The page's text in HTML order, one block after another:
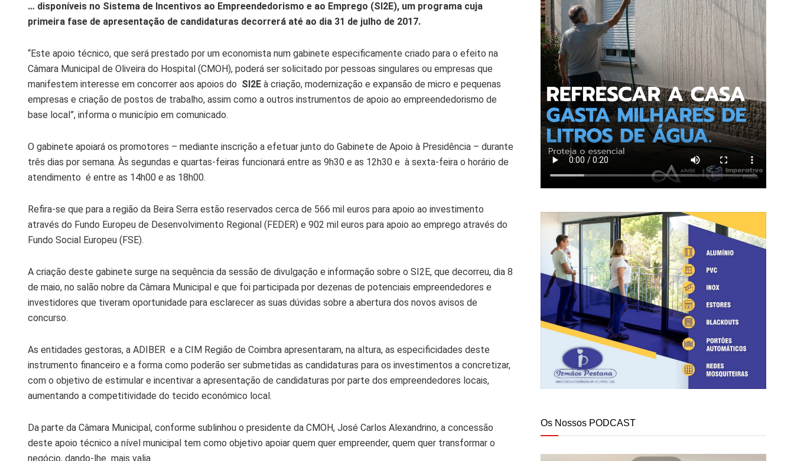
… disponíveis no Sistema de Incentivos ao Empreendedorismo e ao Emprego (SI2E), um programa cuja
primeira fase de apresentação de candidaturas decorrerá até ao dia 31 de julho de 2017.
“Este apoio técnico, que será prestado por um economista num gabinete especificamente criado para o efeito na
Câmara Municipal de Oliveira do Hospital (CMOH), poderá ser solicitado por pessoas singulares ou empresas que
manifestem interesse em concorrer aos apoios do SI2E à criação, modernização e expansão de micro e pequenas
empresas e criação de postos de trabalho, assim como a outros instrumentos de apoio ao empreendedorismo de
base local”, informa o município em comunicado.
O gabinete apoiará os promotores – mediante inscrição a efetuar junto do Gabinete de Apoio à Presidência – durante
três dias por semana. Às segundas e quartas-feiras funcionará entre as 9h30 e as 12h30 e à sexta-feira o horário de
atendimento é entre as 14h00 e as 18h00.
Refira-se que para a região da Beira Serra estão reservados cerca de 566 mil euros para apoio ao investimento
através do Fundo Europeu de Desenvolvimento Regional (FEDER) e 902 mil euros para apoio ao emprego através do
Fundo Social Europeu (FSE).
A criação deste gabinete surge na sequência da sessão de divulgação e informação sobre o SI2E, que decorreu, dia 8
de maio, no salão nobre da Câmara Municipal e que foi participada por dezenas de potenciais empreendedores e
investidores que tiveram oportunidade para esclarecer as suas dúvidas sobre a abertura dos novos avisos de
concurso.
As entidades gestoras, a ADIBER e a CIM Região de Coimbra apresentaram, na altura, as especificidades deste
instrumento financeiro e a forma como poderão ser submetidas as candidaturas para os investimentos a concretizar,
com o objetivo de estimular e incentivar a apresentação de candidaturas por parte dos empreendedores locais,
aumentando a competitividade do tecido económico local.
Da parte da Câmara Municipal, conforme sublinhou o presidente da CMOH, José Carlos Alexandrino, a concessão
deste apoio técnico a nível municipal tem como objetivo apoiar quem quer empreender, quem quer transformar o
negócio, dando-lhe mais valia.
Os Nossos PODCAST